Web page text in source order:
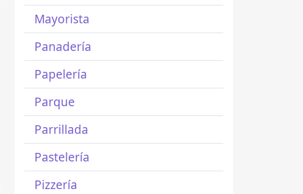
Mayorista
Panadería
Papelería
Parque
Parrillada
Pastelería
Pizzería